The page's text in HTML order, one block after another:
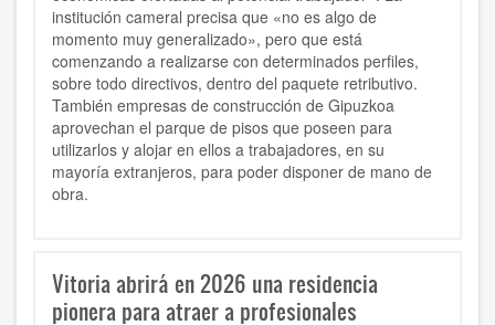
institución cameral precisa que «no es algo de
momento muy generalizado», pero que está
comenzando a realizarse con determinados perfiles,
sobre todo directivos, dentro del paquete retributivo.
También empresas de construcción de Gipuzkoa
aprovechan el parque de pisos que poseen para
utilizarlos y alojar en ellos a trabajadores, en su
mayoría extranjeros, para poder disponer de mano de
obra.
Vitoria abrirá en 2026 una residencia
pionera para atraer a profesionales